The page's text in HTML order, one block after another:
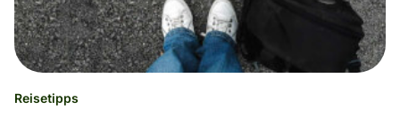
Reisetipps